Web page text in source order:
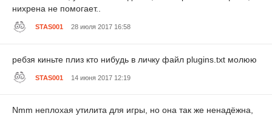
нихрена не помогает..
STAS001 28 июля 2017 16:58
ребзя киньте плиз кто нибудь в личку файл plugins.txt молюю
STAS001 14 июня 2017 12:19
Nmm неплохая утилита для игры, но она так же ненадёжна,